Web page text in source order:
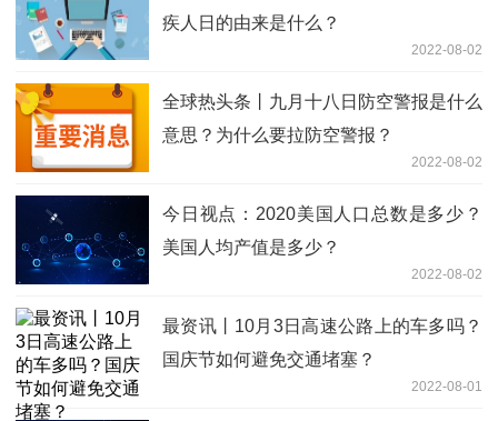
疾人日的由来是什么？
2022-08-02
全球热头条丨九月十八日防空警报是什么
意思？为什么要拉防空警报？
2022-08-02
今日视点：2020美国人口总数是多少？
美国人均产值是多少？
2022-08-02
最资讯丨10月3日高速公路上的车多吗？
国庆节如何避免交通堵塞？
2022-08-01